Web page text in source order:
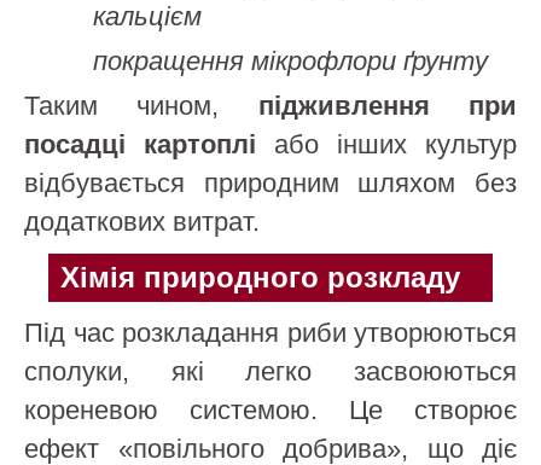
кальцієм
покращення мікрофлори ґрунту
Таким чином, підживлення при
посадці картоплі або інших культур
відбувається природним шляхом без
додаткових витрат.
Хімія природного розкладу
Під час розкладання риби утворюються
сполуки, які легко засвоюються
кореневою системою. Це створює
ефект «повільного добрива», що діє